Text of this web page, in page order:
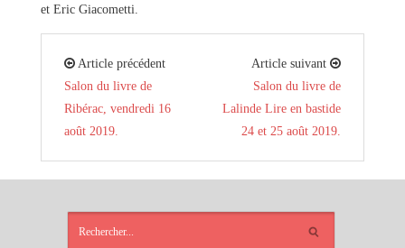
et Eric Giacometti.
Article précédent
Salon du livre de
Ribérac, vendredi 16
août 2019.
Article suivant
Salon du livre de
Lalinde Lire en bastide
24 et 25 août 2019.